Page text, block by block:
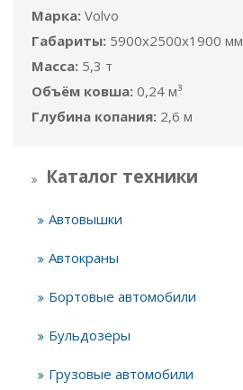
Марка: Volvo
Габариты: 5900x2500x1900 мм
Масса: 5,3 т
Объём ковша: 0,24 м³
Глубина копания: 2,6 м
Каталог техники
Автовышки
Автокраны
Бортовые автомобили
Бульдозеры
Грузовые автомобили